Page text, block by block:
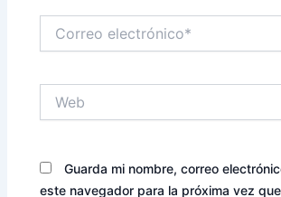
electrónico*
Guarda mi nombre, correo
este navegador para la próxima vez